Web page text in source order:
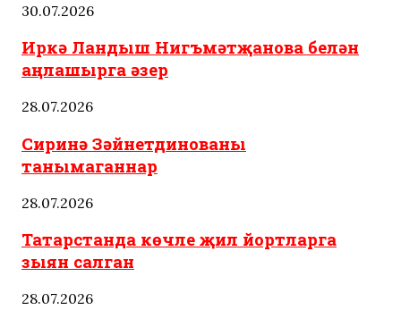
30.07.2026
Иркә Ландыш Нигъмәтҗанова белән
аңлашырга әзер
28.07.2026
Сиринә Зәйнетдинованы
танымаганнар
28.07.2026
Татарстанда көчле җил йортларга
зыян салган
28.07.2026